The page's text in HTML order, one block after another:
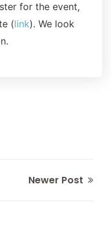
for the event,
(link). We look
Newer Post